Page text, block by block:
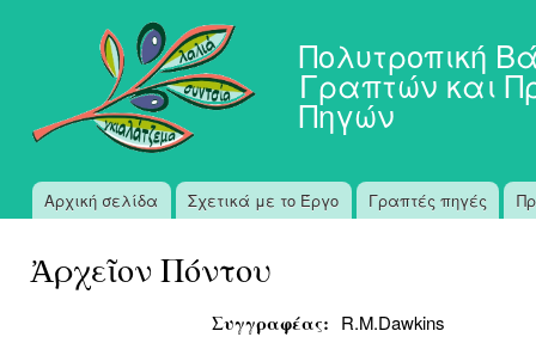
Πολυτροπική
Γραπτών και
Πηγών
Κύριο μενού
Αρχική σελίδα Σχετικά με το Έργο Γραπτές πηγές
Ἀρχεῖον Πόντου
Συγγραφέας: R.M.Dawkins